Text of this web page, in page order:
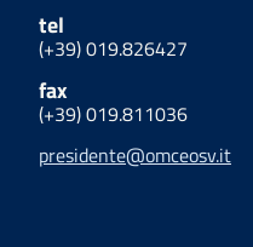
tel
(+39) 019.826427
fax
(+39) 019.811036
presidente@omceosv.it